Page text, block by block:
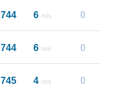
744 6 m/s 0
744 6 m/s 0
745 4 m/s 0